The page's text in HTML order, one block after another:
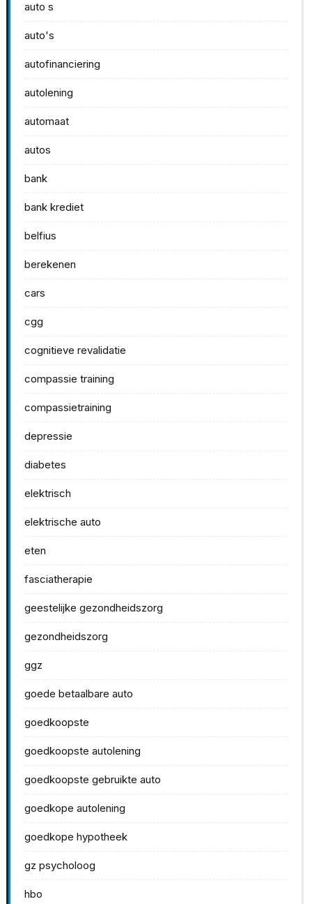
auto s
auto's
autofinanciering
autolening
automaat
autos
bank
bank krediet
belfius
berekenen
cars
cgg
cognitieve revalidatie
compassie training
compassietraining
depressie
diabetes
elektrisch
elektrische auto
eten
fasciatherapie
geestelijke gezondheidszorg
gezondheidszorg
ggz
goede betaalbare auto
goedkoopste
goedkoopste autolening
goedkoopste gebruikte auto
goedkope autolening
goedkope hypotheek
gz psycholoog
hbo